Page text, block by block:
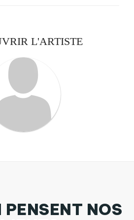
L'ARTISTE
PENSENT NOS